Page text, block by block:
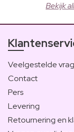
Bekijk
Veelgestelde
Contact
Pers
Levering
Retournering en